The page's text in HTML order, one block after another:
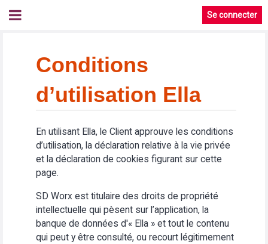
Se connecter
Conditions
d’utilisation Ella
En utilisant Ella, le Client approuve les conditions
d’utilisation, la déclaration relative à la vie privée
et la déclaration de cookies figurant sur cette
page.
SD Worx est titulaire des droits de propriété
intellectuelle qui pèsent sur l’application, la
banque de données d'« Ella » et tout le contenu
qui peut y être consulté, ou recourt légitimement